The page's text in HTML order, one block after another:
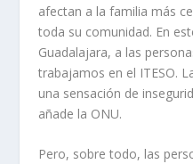
afectan a la familia más
toda su comunidad. En
Guadalajara, a las
trabajamos en el ITESO.
una sensación de
añade la ONU.
Pero, sobre todo, las